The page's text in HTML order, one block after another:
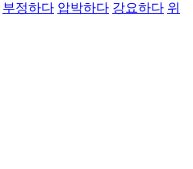
부정하다 압박하다 강요하다 위